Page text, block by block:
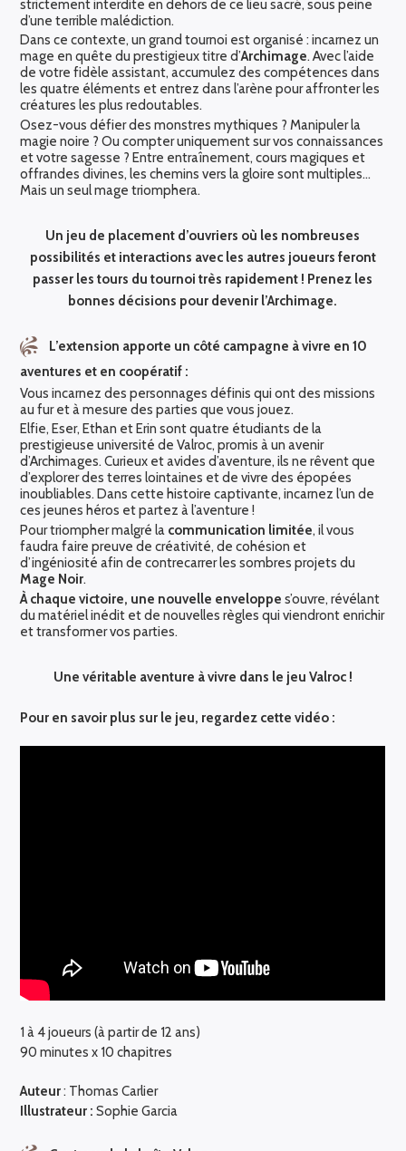
strictement interdite en dehors de ce lieu sacré, sous peine
d’une terrible malédiction.
Dans ce contexte, un grand tournoi est organisé : incarnez un
mage en quête du prestigieux titre d’Archimage. Avec l’aide
de votre fidèle assistant, accumulez des compétences dans
les quatre éléments et entrez dans l’arène pour affronter les
créatures les plus redoutables.
Osez-vous défier des monstres mythiques ? Manipuler la
magie noire ? Ou compter uniquement sur vos connaissances
et votre sagesse ? Entre entraînement, cours magiques et
offrandes divines, les chemins vers la gloire sont multiples…
Mais un seul mage triomphera.
Un jeu de placement d’ouvriers où les nombreuses
possibilités et interactions avec les autres joueurs feront
passer les tours du tournoi très rapidement ! Prenez les
bonnes décisions pour devenir l’Archimage.
L’extension apporte un côté campagne à vivre en 10
aventures et en coopératif :
Vous incarnez des personnages définis qui ont des missions
au fur et à mesure des parties que vous jouez.
Elfie, Eser, Ethan et Erin sont quatre étudiants de la
prestigieuse université de Valroc, promis à un avenir
d’Archimages. Curieux et avides d’aventure, ils ne rêvent que
d’explorer des terres lointaines et de vivre des épopées
inoubliables. Dans cette histoire captivante, incarnez l’un de
ces jeunes héros et partez à l’aventure !
Pour triompher malgré la communication limitée, il vous
faudra faire preuve de créativité, de cohésion et
d’ingéniosité afin de contrecarrer les sombres projets du
Mage Noir.
À chaque victoire, une nouvelle enveloppe s’ouvre, révélant
du matériel inédit et de nouvelles règles qui viendront enrichir
et transformer vos parties.
Une véritable aventure à vivre dans le jeu Valroc !
Pour en savoir plus sur le jeu, regardez cette vidéo :
1 à 4 joueurs (à partir de 12 ans)
90 minutes x 10 chapitres
Auteur: Thomas Carlier
Illustrateur : Sophie Garcia